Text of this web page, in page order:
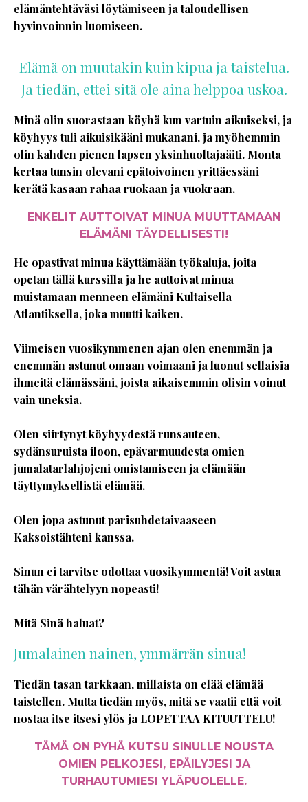
elämäntehtäväsi löytämiseen ja taloudellisen
hyvinvoinnin luomiseen.
Elämä on muutakin kuin kipua ja taistelua.
Ja tiedän, ettei sitä ole aina helppoa uskoa.
Minä olin suorastaan köyhä kun vartuin aikuiseksi, ja
köyhyys tuli aikuisikääni mukanani, ja myöhemmin
olin kahden pienen lapsen yksinhuoltajaäiti. Monta
kertaa tunsin olevani epätoivoinen yrittäessäni
kerätä kasaan rahaa ruokaan ja vuokraan.
ENKELIT AUTTOIVAT MINUA MUUTTAMAAN
ELÄMÄNI TÄYDELLISESTI!
He opastivat minua käyttämään työkaluja, joita
opetan tällä kurssilla ja he auttoivat minua
muistamaan menneen elämäni Kultaisella
Atlantiksella, joka muutti kaiken.
Viimeisen vuosikymmenen ajan olen enemmän ja
enemmän astunut omaan voimaani ja luonut sellaisia
ihmeitä elämässäni, joista aikaisemmin olisin voinut
vain uneksia.
Olen siirtynyt köyhyydestä runsauteen,
sydänsuruista iloon, epävarmuudesta omien
jumalatarlahjojeni omistamiseen ja elämään
täyttymyksellistä elämää.
Olen jopa astunut parisuhdetaivaaseen
Kaksoistähteni kanssa.
Sinun ei tarvitse odottaa vuosikymmentä! Voit astua
tähän värähtelyyn nopeasti!
Mitä Sinä haluat?
Jumalainen nainen, ymmärrän sinua!
Tiedän tasan tarkkaan, millaista on elää elämää
taistellen. Mutta tiedän myös, mitä se vaatii että voit
nostaa itse itsesi ylös ja LOPETTAA KITUUTTELU!
TÄMÄ ON PYHÄ KUTSU SINULLE NOUSTA
OMIEN PELKOJESI, EPÄILYJESI JA
TURHAUTUMIESI YLÄPUOLELLE.